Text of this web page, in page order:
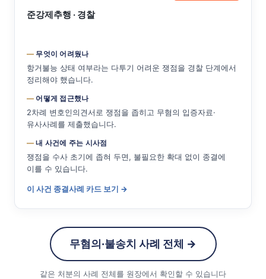
준강제추행 · 경찰
무엇이 어려웠나
항거불능 상태 여부라는 다투기 어려운 쟁점을 경찰 단계에서
정리해야 했습니다.
어떻게 접근했나
2차례 변호인의견서로 쟁점을 좁히고 무혐의 입증자료·
유사사례를 제출했습니다.
내 사건에 주는 시사점
쟁점을 수사 초기에 좁혀 두면, 불필요한 확대 없이 종결에
이를 수 있습니다.
이 사건 종결사례 카드 보기 →
무혐의·불송치 사례 전체 →
같은 처분의 사례 전체를 원장에서 확인할 수 있습니다